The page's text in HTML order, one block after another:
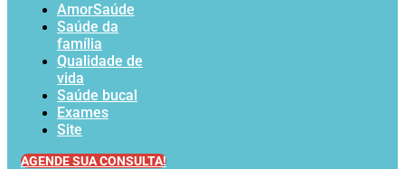
AmorSaúde
Saúde da
família
Qualidade de
vida
Saúde bucal
Exames
Site
AGENDE SUA CONSULTA!